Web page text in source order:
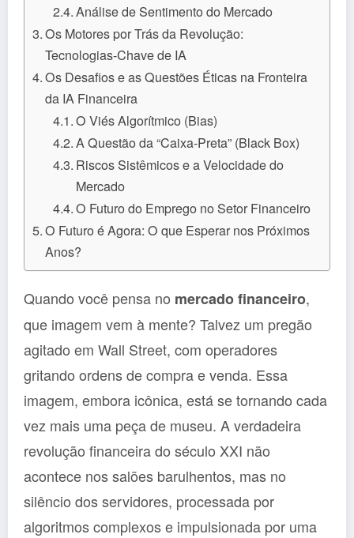
Análise de Sentimento do Mercado
Os Motores por Trás da Revolução:
Tecnologias-Chave de IA
Os Desafios e as Questões Éticas na Fronteira
da IA Financeira
O Viés Algorítmico (Bias)
A Questão da “Caixa-Preta” (Black Box)
Riscos Sistêmicos e a Velocidade do
Mercado
O Futuro do Emprego no Setor Financeiro
O Futuro é Agora: O que Esperar nos Próximos
Anos?
Quando você pensa no mercado financeiro,
que imagem vem à mente? Talvez um pregão
agitado em Wall Street, com operadores
gritando ordens de compra e venda. Essa
imagem, embora icônica, está se tornando cada
vez mais uma peça de museu. A verdadeira
revolução financeira do século XXI não
acontece nos salões barulhentos, mas no
silêncio dos servidores, processada por
algoritmos complexos e impulsionada por uma